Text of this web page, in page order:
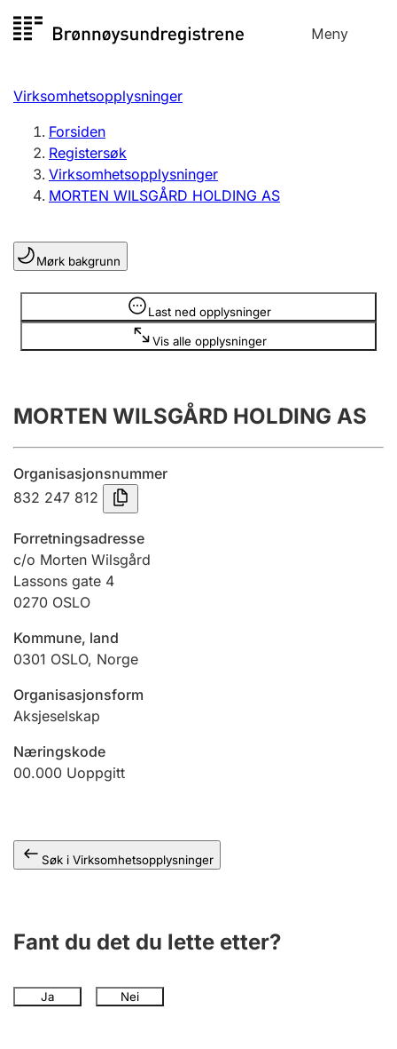
til
Meny
Registersøk
Aksjeselskap
Enkeltpersonforetak
Registrere, endre, slette
Lag og forening
Registrere, endre, slette
Årsregnskap
Innsending og forsinkelsesgebyr
Tinglysing
Jeger
Betaling og jegeravgiftskort
Ektepaktveileder
Virksomhetsopplysninger
Forsiden
Registersøk
Virksomhetsopplysninger
MORTEN WILSGÅRD HOLDING AS
Mørk bakgrunn
Last ned opplysninger
Vis alle opplysninger
Opplysninger er skjult
MORTEN WILSGÅRD HOLDING AS
Organisasjonsnummer
832 247 812
Forretningsadresse
c/o Morten Wilsgård
Lassons gate 4
0270 OSLO
Kommune, land
0301 OSLO, Norge
Organisasjonsform
Aksjeselskap
Næringskode
00.000 Uoppgitt
Søk i Virksomhetsopplysninger
Fant du det du lette etter?
Ja Nei